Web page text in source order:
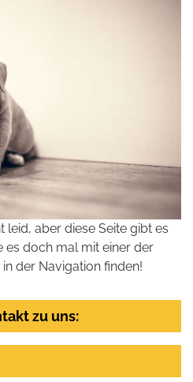
aber diese Seite gibt es
es doch mal mit einer der
der Navigation finden!
zu uns: